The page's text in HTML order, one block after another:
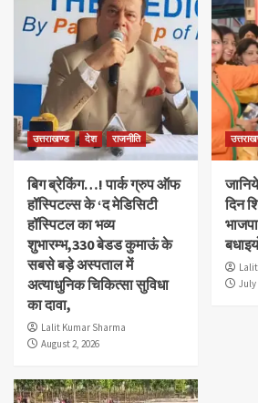
उत्तराखण्ड देश राजनीति
बिग ब्रेकिंग…! पार्क ग्रुप ऑफ
हॉस्पिटल्स के ‘द मेडिसिटी
हॉस्पिटल का भव्य
शुभारम्भ,330 बेडड कुमाऊं के
सबसे बड़े अस्पताल में
अत्याधुनिक चिकित्सा सुविधा
का दावा,
Lalit Kumar Sharma
August 2, 2026
दिन
July